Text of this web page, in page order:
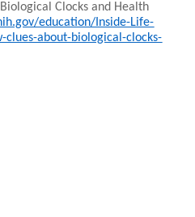
Biological Clocks and Health
education/Inside-Life-
clues-about-biological-clocks-